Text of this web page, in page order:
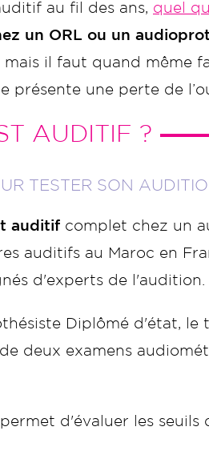
au fil des ans, quel
un ORL ou un
il faut quand même
présente une perte de
AUDITIF ?
TESTER SON
auditif complet chez un
auditifs au Maroc en
d'experts de l'audition.
Diplômé d'état, le
deux examens
d'évaluer les